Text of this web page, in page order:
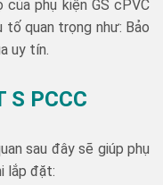
phụ kiện GS cPVC
tố quan trọng như: Bảo
uy tín.
S PCCC
sau đây sẽ giúp phụ
lắp đặt: